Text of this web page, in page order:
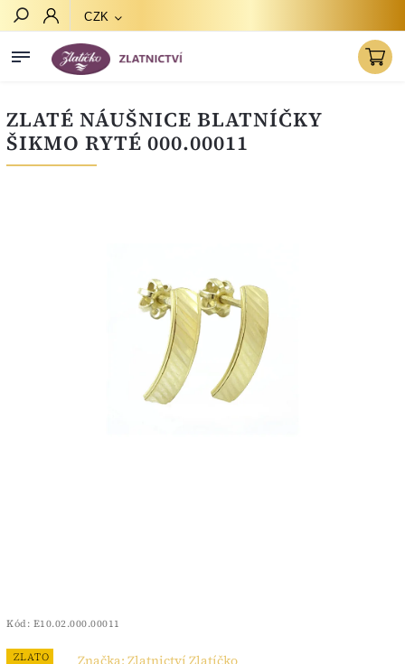
CZK
ZLATÉ NÁUŠNICE BLATNÍČKY
ŠIKMO RYTÉ 000.00011
Kód: E10.02.000.00011
ZLATO Značka: Zlatnictví Zlatíčko